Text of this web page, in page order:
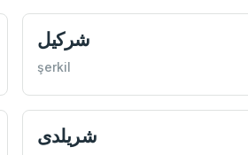
شركيل
şerkil
شريلدی